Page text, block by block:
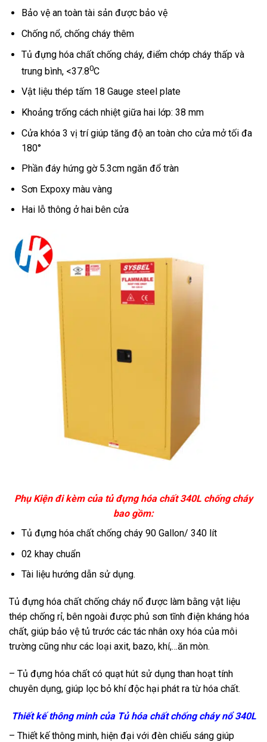
Bảo vệ an toàn tài sản được bảo vệ
Chống nổ, chống cháy thêm
Tủ đựng hóa chất chống cháy, điểm chớp cháy thấp và
trung bình, <37.80C
Vật liệu thép tấm 18 Gauge steel plate
Khoảng trống cách nhiệt giữa hai lớp: 38 mm
Cửa khóa 3 vị trí giúp tăng độ an toàn cho cửa mở tối đa
180°
Phần đáy hứng gờ 5.3cm ngăn đổ tràn
Sơn Expoxy màu vàng
Hai lỗ thông ở hai bên cửa
Phụ Kiện đi kèm của tủ đựng hóa chất 340L chống cháy
bao gồm:
Tủ đựng hóa chất chống cháy 90 Gallon/ 340 lít
02 khay chuẩn
Tài liệu hướng dẫn sử dụng.
Tủ đựng hóa chất chống cháy nổ được làm bằng vật liệu
thép chống rỉ, bên ngoài được phủ sơn tĩnh điện kháng hóa
chất, giúp bảo vệ tủ trước các tác nhân oxy hóa của môi
trường cũng như các loại axit, bazo, khí,…ăn mòn.
– Tủ đựng hóa chất có quạt hút sử dụng than hoạt tính
chuyên dụng, giúp lọc bỏ khí độc hại phát ra từ hóa chất.
Thiết kế thông minh của Tủ hóa chất chống cháy nổ 340L
– Thiết kế thông minh, hiện đại với đèn chiếu sáng giúp